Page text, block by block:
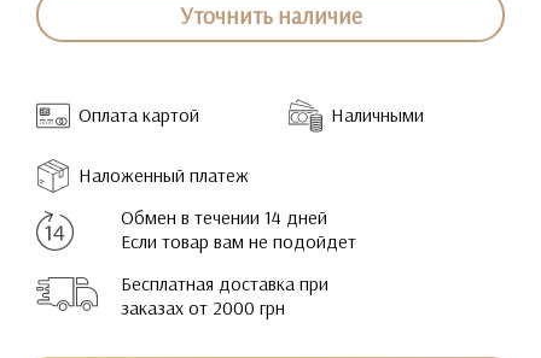
Уточнить наличие
Оплата картой Наличными
Наложенный платеж
Обмен в течении 14 дней
Если товар вам не подойдет
Бесплатная доставка при
заказах от 2000 грн